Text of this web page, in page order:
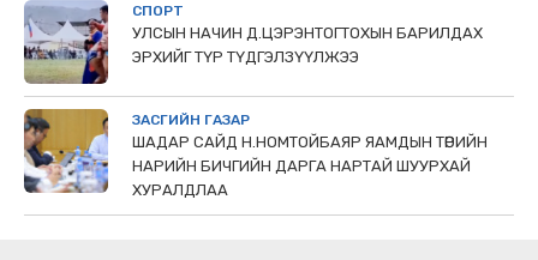
СПОРТ
УЛСЫН НАЧИН Д.ЦЭРЭНТОГТОХЫН БАРИЛДАХ
ЭРХИЙГ ТҮР ТҮДГЭЛЗҮҮЛЖЭЭ
ЗАСГИЙН ГАЗАР
ШАДАР САЙД Н.НОМТОЙБАЯР ЯАМДЫН ТӨРИЙН
НАРИЙН БИЧГИЙН ДАРГА НАРТАЙ ШУУРХАЙ
ХУРАЛДЛАА